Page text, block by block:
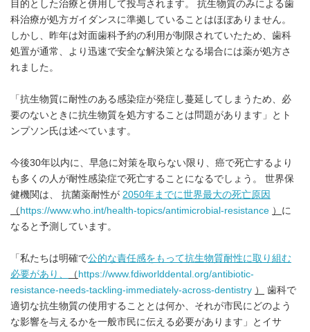
目的とした治療と併用して投与されます。 抗生物質のみによる歯
科治療が処方ガイダンスに準拠していることはほぼありません。
しかし、昨年は対面歯科予約の利用が制限されていたため、歯科
処置が通常、より迅速で安全な解決策となる場合には薬が処方さ
れました。
「抗生物質に耐性のある感染症が発症し蔓延してしまうため、必
要のないときに抗生物質を処方することは問題があります」とト
ンプソン氏は述べています。
今後30年以内に、早急に対策を取らない限り、癌で死亡するより
も多くの人が耐性感染症で死亡することになるでしょう。 世界保
健機関は、 抗菌薬耐性が 2050年までに世界最大の死亡原因
（ https://www.who.int/health-topics/antimicrobial-resistance ） に
なると予測しています。
「私たちは明確で公的な責任感をもって抗生物質耐性に取り組む
必要があり、
（ https://www.fdiworlddental.org/antibiotic-
resistance-needs-tackling-immediately-across-dentistry ）
歯科で
適切な抗生物質の使用することとは何か、それが市民にどのよう
な影響を与えるかを一般市民に伝える必要があります」とイサ